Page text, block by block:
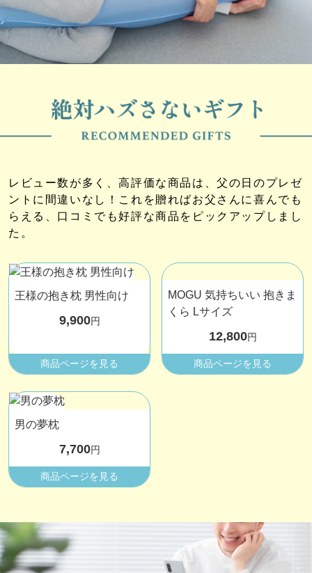
レビュー数が多く、高評価な商品は、父の日のプレゼ
ントに間違いなし！これを贈ればお父さんに喜んでも
らえる、口コミでも好評な商品をピックアップしまし
た。
王様の抱き枕 男性向け
9,900円
商品ページを見る
MOGU 気持ちいい 抱きま
くら Lサイズ
12,800円
商品ページを見る
男の夢枕
7,700円
商品ページを見る